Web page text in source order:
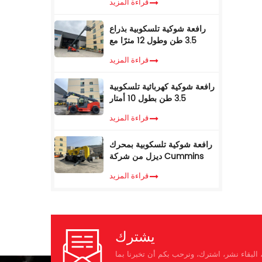
17 مترًا، للبيع
رافعة شوكية تلسكوبية بذراع
3.5 طن وطول 12 مترًا مع
قراءة المزيد
رافعة شوكية كهربائية تلسكوبية
3.5 طن بطول 10 أمتار
قراءة المزيد
رافعة شوكية تلسكوبية بمحرك
ديزل من شركة Cummins
7 أمتار، مزودة بمناولة
قراءة المزيد
يشترك
نشر، اشترك، ونرحب بكم أن تخبرنا بما